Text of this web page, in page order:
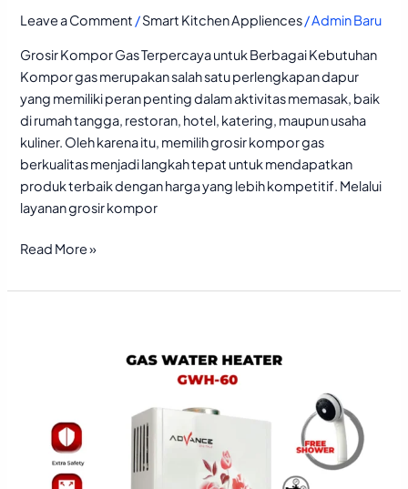
Leave a Comment /Smart Kitchen Appliences/Admin Baru
Grosir Kompor Gas Terpercaya untuk Berbagai Kebutuhan
Kompor gas merupakan salah satu perlengkapan dapur
yang memiliki peran penting dalam aktivitas memasak, baik
di rumah tangga, restoran, hotel, katering, maupun usaha
kuliner. Oleh karena itu, memilih grosir kompor gas
berkualitas menjadi langkah tepat untuk mendapatkan
produk terbaik dengan harga yang lebih kompetitif. Melalui
layanan grosir kompor
Read More »
Kenyamanan
Keluarga